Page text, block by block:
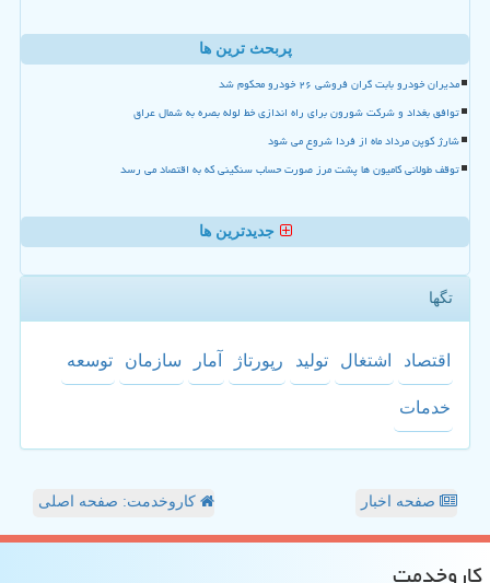
پربحث ترین ها
مدیران خودرو بابت گران فروشی ۲۶ خودرو محکوم شد
توافق بغداد و شرکت شورون برای راه اندازی خط لوله بصره به شمال عراق
شارژ کوپن مرداد ماه از فردا شروع می شود
توقف طولانی کامیون ها پشت مرز صورت حساب سنگینی که به اقتصاد می رسد
جدیدترین ها
تگها
اقتصاد اشتغال تولید رپورتاژ آمار سازمان توسعه
خدمات
صفحه اخبار کاروخدمت: صفحه اصلی